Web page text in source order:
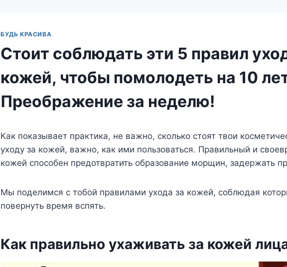
БУДЬ КРАСИВА
Стоит соблюдать эти 5 правил
кожей, чтобы помолодеть на 10
Преображение за неделю!
Как показывает практика, не важно, сколько стоят твои
уходу за кожей, важно, как ими пользоваться. Правильный и
кожей способен предотвратить образование морщин, задержать
Мы поделимся с тобой правилами ухода за кожей, соблюдая
повернуть время вспять.
Как правильно ухаживать за кожей